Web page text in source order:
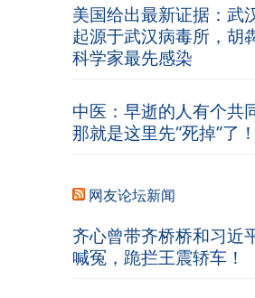
美国给出最新证据：武
起源于武汉病毒所，胡
科学家最先感染
中医：早逝的人有个共
那就是这里先“死掉”了！
网友论坛新闻
齐心曾带齐桥桥和习近
喊冤，跪拦王震轿车！